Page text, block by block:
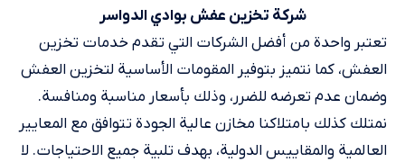
شركة تخزين عفش بوادي الدواسر
تعتبر واحدة من أفضل الشركات التي تقدم خدمات تخزين
العفش، كما نتميز بتوفير المقومات الأساسية لتخزين العفش
وضمان عدم تعرضه للضرر، وذلك بأسعار مناسبة ومنافسة.
نمتلك كذلك بامتلاكنا مخازن عالية الجودة تتوافق مع المعايير
العالمية والمقاييس الدولية، بهدف تلبية جميع الاحتياجات. لا